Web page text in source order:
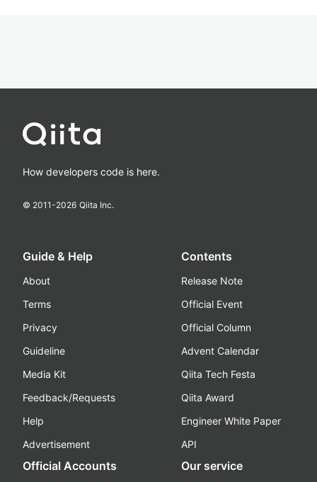
How developers code is here.
© 2011-2026 Qiita Inc.
Guide & Help
About
Terms
Privacy
Guideline
Media Kit
Feedback/Requests
Help
Advertisement
Contents
Release Note
Official Event
Official Column
Advent Calendar
Qiita Tech Festa
Qiita Award
Engineer White Paper
API
Official Accounts Our service